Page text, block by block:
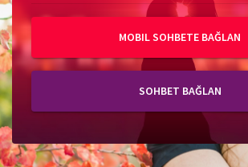
MOBIL SOHBETE BAĞLAN
SOHBET BAĞLAN